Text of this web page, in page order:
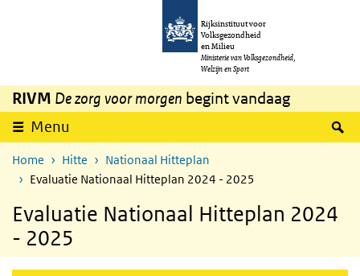
Overslaan en naar de inhoud gaan
Rijksinstituut voor
Volksgezondheid
en Milieu
Ministerie van Volksgezondheid,
Welzijn en Sport
RIVM De zorg voor morgen begint vandaag
Menu
Home Hitte
Nationaal Hitteplan
Evaluatie Nationaal Hitteplan 2024 - 2025
Evaluatie Nationaal Hitteplan 2024
- 2025